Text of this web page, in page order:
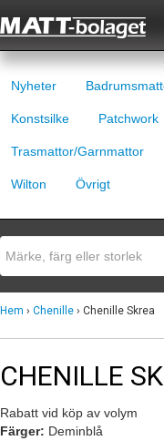
Nyheter
Konstsilke Patchwork
Trasmattor/Garnmattor
Wilton Övrigt
Hem › Chenille › Chenille Skrea
CHENILLE
Rabatt vid köp av volym
Färger: Deminblå